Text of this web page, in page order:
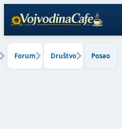
Forum Društvo Posao